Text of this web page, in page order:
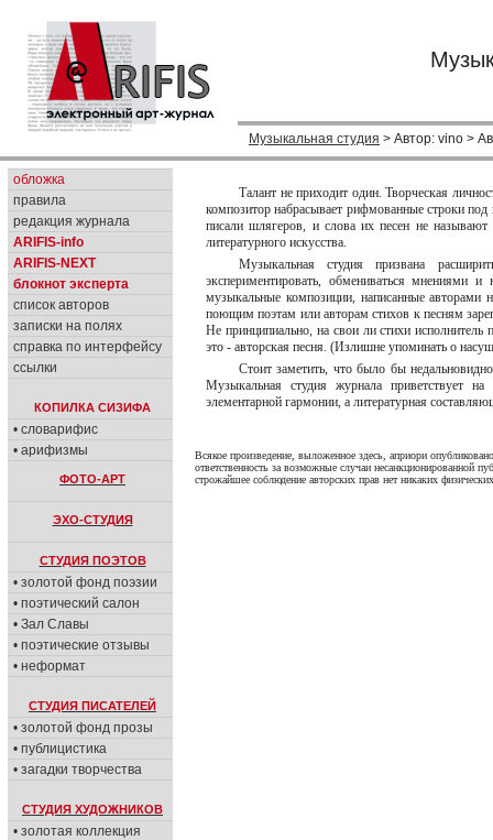
Музыкальная студия > Автор: vino >
обложка
правила
редакция журнала
ARIFIS-info
ARIFIS-NEXT
блокнот эксперта
список авторов
записки на полях
справка по интерфейсу
ссылки
КОПИЛКА СИЗИФА
• словарифис
• арифизмы
ФОТО-АРТ
ЭХО-СТУДИЯ
СТУДИЯ ПОЭТОВ
• золотой фонд поэзии
• поэтический салон
• Зал Славы
• поэтические отзывы
• неформат
СТУДИЯ ПИСАТЕЛЕЙ
• золотой фонд прозы
• публицистика
• загадки творчества
СТУДИЯ ХУДОЖНИКОВ
• золотая коллекция
Талант не приходит один. Творческая
композитор набрасывает рифмованные строки
писали шлягеров, и слова их песен не
литературного искусства.
Музыкальная студия призвана
экспериментировать, обмениваться мнениями
музыкальные композиции, написанные
поющим поэтам или авторам стихов к песням
Не принципиально, на свои ли стихи
это - авторская песня. (Излишне упоминать о
Стоит заметить, что было бы
Музыкальная студия журнала приветствует
элементарной гармонии, а литературная
Всякое произведение, выложенное здесь, априори
ответственность за возможные случаи несанкционированной
строжайшее соблюдение авторских прав нет никаких